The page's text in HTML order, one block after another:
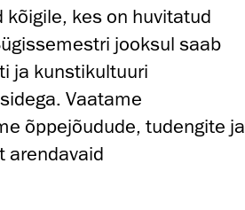
kes on huvitatud
jooksul saab
ja kunstikultuuri
Vaatame
õppejõudude, tudengite ja
arendavaid